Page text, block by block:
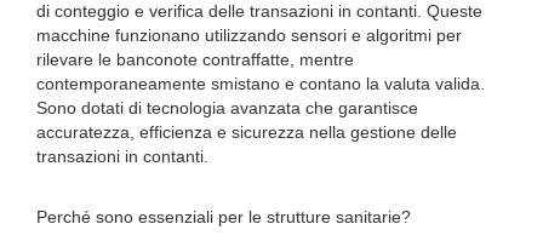
di conteggio e verifica delle transazioni in contanti. Queste
macchine funzionano utilizzando sensori e algoritmi per
rilevare le banconote contraffatte, mentre
contemporaneamente smistano e contano la valuta valida.
Sono dotati di tecnologia avanzata che garantisce
accuratezza, efficienza e sicurezza nella gestione delle
transazioni in contanti.
Perché sono essenziali per le strutture sanitarie?